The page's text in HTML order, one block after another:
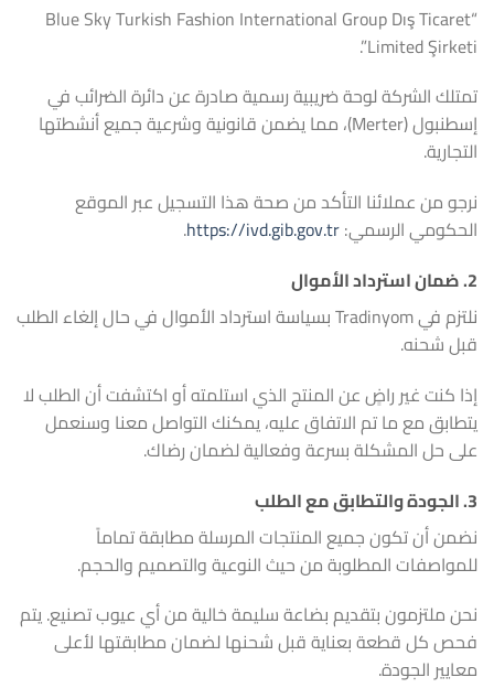
“Blue Sky Turkish Fashion International Group Dış Ticaret
Limited Şirketi”.
تمتلك الشركة لوحة ضريبية رسمية صادرة عن دائرة الضرائب في
إسطنبول (Merter)، مما يضمن قانونية وشرعية جميع أنشطتها
التجارية.
نرجو من عملائنا التأكد من صحة هذا التسجيل عبر الموقع
الحكومي الرسمي:https://ivd.gib.gov.tr
.
2. ضمان استرداد الأموال
نلتزم في Tradinyom بسياسة استرداد الأموال في حال إلغاء الطلب
قبل شحنه.
إذا كنت غير راضٍ عن المنتج الذي استلمته أو اكتشفت أن الطلب لا
يتطابق مع ما تم الاتفاق عليه، يمكنك التواصل معنا وسنعمل
على حل المشكلة بسرعة وفعالية لضمان رضاك.
3. الجودة والتطابق مع الطلب
نضمن أن تكون جميع المنتجات المرسلة مطابقة تماماً
للمواصفات المطلوبة من حيث النوعية والتصميم والحجم.
نحن ملتزمون بتقديم بضاعة سليمة خالية من أي عيوب تصنيع. يتم
فحص كل قطعة بعناية قبل شحنها لضمان مطابقتها لأعلى
معايير الجودة.